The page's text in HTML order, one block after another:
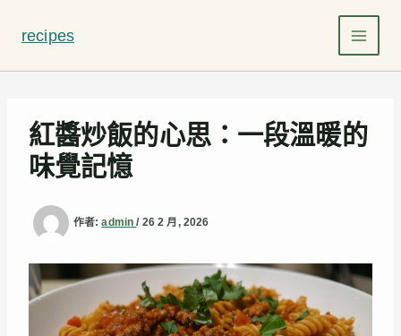
要
recipes
紅醬炒飯的心思：一段溫暖的
味覺記憶
作者:admin/ 26 2 月, 2026